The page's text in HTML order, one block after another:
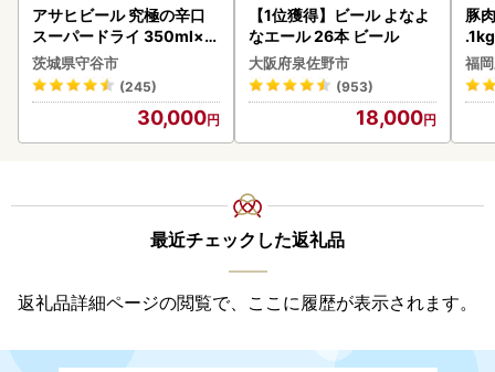
アサヒビール 究極の辛口
スーパードライ 350ml×4
8本 ビール
茨城県守谷市
(245)
30,000
【1位獲得】ビール よなよ
なエール 26本 ビール
大阪府泉佐野市
(953)
18,000
豚
福
最近チェックした返礼品
返礼品詳細ページの閲覧で、ここに履歴が表示されます。